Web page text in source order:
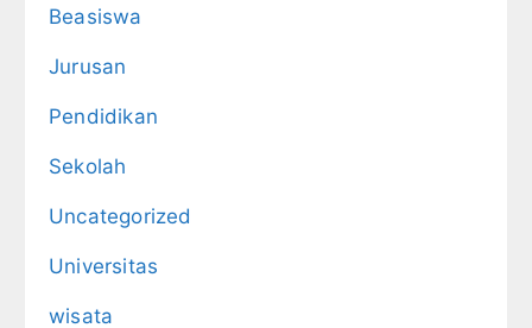
Beasiswa
Jurusan
Pendidikan
Sekolah
Uncategorized
Universitas
wisata